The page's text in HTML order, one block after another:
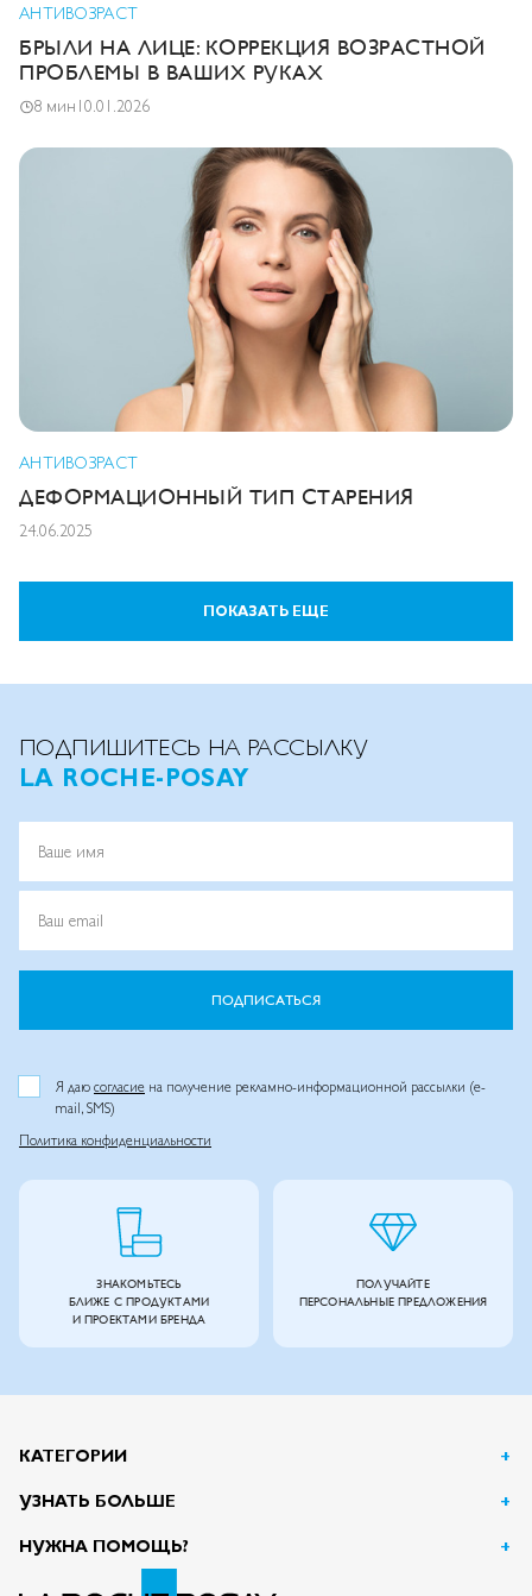
АНТИВОЗРАСТ
БРЫЛИ НА ЛИЦЕ: КОРРЕКЦИЯ ВОЗРАСТНОЙ
ПРОБЛЕМЫ В ВАШИХ РУКАХ
8 мин 10.01.2026
АНТИВОЗРАСТ
ДЕФОРМАЦИОННЫЙ ТИП СТАРЕНИЯ
24.06.2025
ПОКАЗАТЬ ЕЩЕ
ПОДПИШИТЕСЬ НА РАССЫЛКУ
LA ROCHE-POSAY
Ваше имя
Ваш email
Я даю согласие на получение рекламно-информационной рассылки (e-
mail, SMS)
Политика конфиденциальности
ПОДПИСАТЬСЯ
ЗНАКОМЬТЕСЬ
БЛИЖЕ С ПРОДУКТАМИ
И ПРОЕКТАМИ БРЕНДА
ПОЛУЧАЙТЕ
ПЕРСОНАЛЬНЫЕ ПРЕДЛОЖЕНИЯ
КАТЕГОРИИ
УЗНАТЬ БОЛЬШЕ
НУЖНА ПОМОЩЬ?